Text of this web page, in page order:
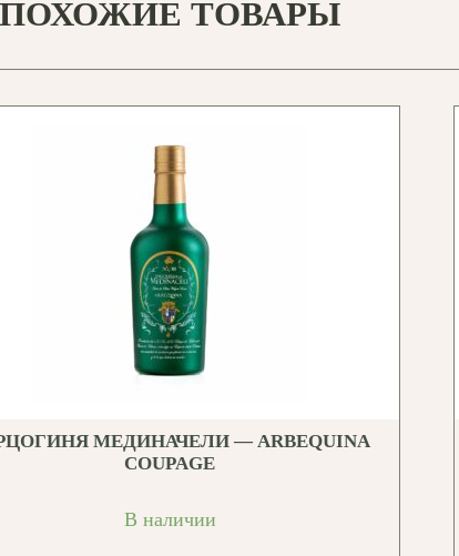
ПОХОЖИЕ ТОВАРЫ
МЕДИНАЧЕЛИ — ARBEQUINA
COUPAGE
В наличии